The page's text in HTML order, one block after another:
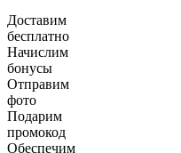
Доставим
бесплатно
Начислим
бонусы
Отправим
фото
Подарим
промокод
Обеспечим